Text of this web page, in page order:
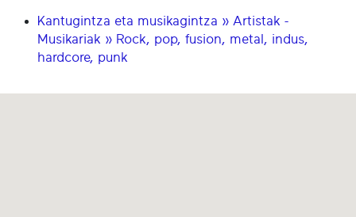
Kantugintza eta musikagintza » Artistak -
Musikariak » Rock, pop, fusion, metal, indus,
hardcore, punk